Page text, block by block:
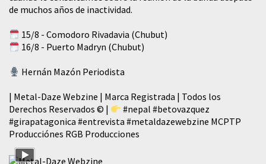
de muchos años de inactividad.
15/8 - Comodoro Rivadavia (Chubut)
16/8 - Puerto Madryn (Chubut)
Hernán Mazón Periodista
| Metal-Daze Webzine | Marca Registrada | Todos los
Derechos Reservados © |
#nepal #betovazquez
#girapatagonica #entrevista #metaldazewebzine MCPTP
Producciónes RGB Producciones